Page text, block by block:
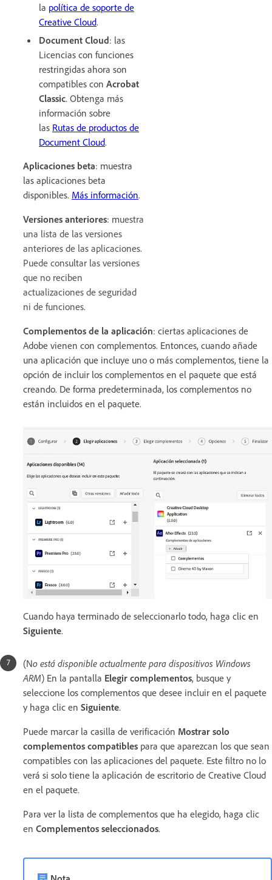
la política de soporte de
Creative Cloud.
Document Cloud: las
Licencias con funciones
restringidas ahora son
compatibles con Acrobat
Classic. Obtenga más
información sobre
las Rutas de productos de
Document Cloud.
Aplicaciones beta: muestra
las aplicaciones beta
disponibles. Más información.
Versiones anteriores: muestra
una lista de las versiones
anteriores de las aplicaciones.
Puede consultar las versiones
que no reciben
actualizaciones de seguridad
ni de funciones.
Complementos de la aplicación: ciertas aplicaciones de
Adobe vienen con complementos. Entonces, cuando añade
una aplicación que incluye uno o más complementos, tiene la
opción de incluir los complementos en el paquete que está
creando. De forma predeterminada, los complementos no
están incluidos en el paquete.
Cuando haya terminado de seleccionarlo todo, haga clic en
Siguiente.
(No está disponible actualmente para dispositivos Windows
ARM) En la pantalla Elegir complementos, busque y
seleccione los complementos que desee incluir en el paquete
y haga clic en Siguiente.
Puede marcar la casilla de verificación Mostrar solo
complementos compatibles para que aparezcan los que sean
compatibles con las aplicaciones del paquete. Este filtro no lo
verá si solo tiene la aplicación de escritorio de Creative Cloud
en el paquete.
Para ver la lista de complementos que ha elegido, haga clic
en Complementos seleccionados.